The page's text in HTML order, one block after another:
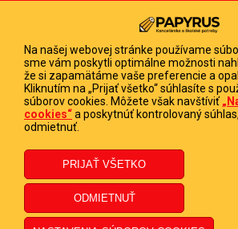
Reklamačný formulár
Odstúpenie od zmluvy
Poučenie o odstúpení od
FIRMA
PAPYRUS POPRAD, s.r.o.
DIČ 2020513880
IČ DPH SK2020513880
Na našej webovej stránke používame
sme vám poskytli optimálne možnosti
že si zapamätáme vaše preferencie a
Kliknutím na „Prijať všetko“ súhlasíte s
súborov cookies. Môžete však navštíviť
cookies“a poskytnúť kontrolovaný
odmietnuť.